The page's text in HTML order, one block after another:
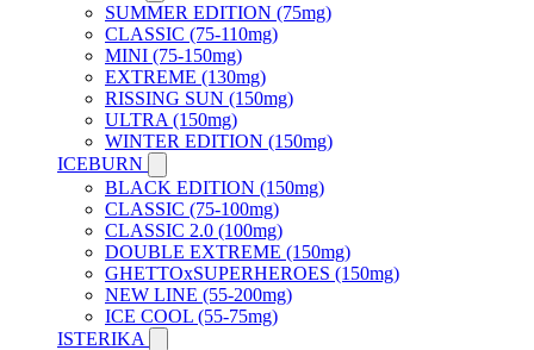
SUMMER EDITION (75mg)
CLASSIC (75-110mg)
MINI (75-150mg)
EXTREME (130mg)
RISSING SUN (150mg)
ULTRA (150mg)
WINTER EDITION (150mg)
ICEBURN
BLACK EDITION (150mg)
CLASSIC (75-100mg)
CLASSIC 2.0 (100mg)
DOUBLE EXTREME (150mg)
GHETTOxSUPERHEROES (150mg)
NEW LINE (55-200mg)
ICE COOL (55-75mg)
ISTERIKA